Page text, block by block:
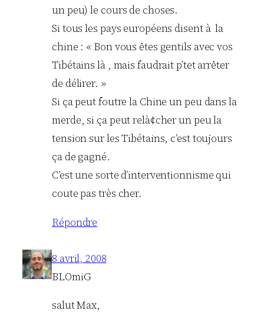
un peu) le cours de choses.
Si tous les pays européens disent à la
chine : « Bon vous êtes gentils avec vos
Tibétains là , mais faudrait p’tet arrêter
de délirer. »
Si ça peut foutre la Chine un peu dans la
merde, si ça peut relà¢cher un peu la
tension sur les Tibétains, c’est toujours
ça de gagné.
C’est une sorte d’interventionnisme qui
coute pas très cher.
Répondre
8 avril, 2008
BLOmiG
salut Max,